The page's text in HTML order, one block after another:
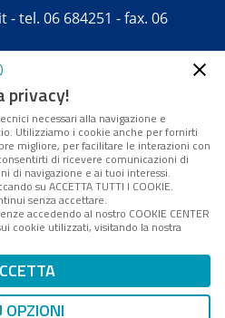
- tel. 06 684251 - fax. 06
telematica iscritta
del Tribunale di Roma -
- Direttore resp. Michela
soggetta a Direzione e
Digital360 S.p.A. - FPA s.r.l.
il sistema di management
n. 10693191008 - R.E.A. Roma
ISP AWS
del sito
privacy!
necessari alla navigazione e
Utilizziamo i cookie anche per fornirti
migliore, per facilitare le interazioni con
di ricevere comunicazioni di
di navigazione e ai tuoi interessi.
su ACCETTA TUTTI I COOKIE.
senza accettare.
accedendo al nostro COOKIE CENTER
cookie utilizzati, visitando la nostra
OPZIONI